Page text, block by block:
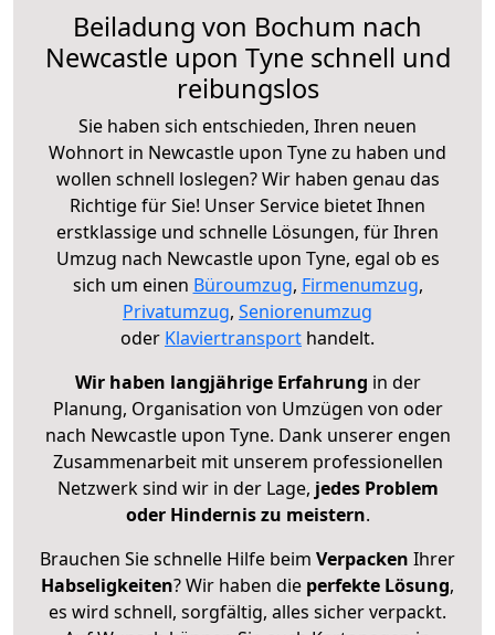
Beiladung von Bochum nach
Newcastle upon Tyne schnell und
reibungslos
Sie haben sich entschieden, Ihren neuen
Wohnort in Newcastle upon Tyne zu haben und
wollen schnell loslegen? Wir haben genau das
Richtige für Sie! Unser Service bietet Ihnen
erstklassige und schnelle Lösungen, für Ihren
Umzug nach Newcastle upon Tyne, egal ob es
sich um einen Büroumzug, Firmenumzug,
Privatumzug, Seniorenumzug
oder Klaviertransport handelt.
Wir haben langjährige Erfahrung in der
Planung, Organisation von Umzügen von oder
nach Newcastle upon Tyne. Dank unserer engen
Zusammenarbeit mit unserem professionellen
Netzwerk sind wir in der Lage, jedes Problem
oder Hindernis zu meistern.
Brauchen Sie schnelle Hilfe beim Verpacken Ihrer
Habseligkeiten? Wir haben die perfekte Lösung,
es wird schnell, sorgfältig, alles sicher verpackt.